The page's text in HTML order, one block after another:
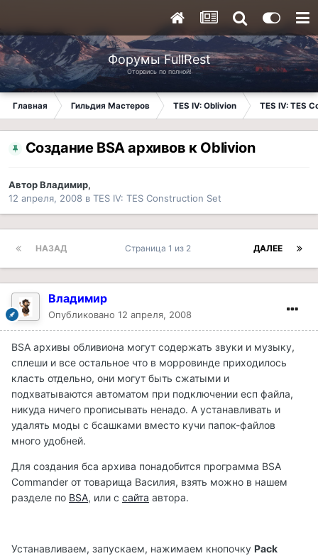
Форумы FullRest
Оторвись по полной!
Главная Гильдия Мастеров TES IV: Oblivion TES IV: TES
Создание BSA архивов к Oblivion
АвторВладимир,
12 апреля, 2008 в TES IV: TES Construction Set
НАЗАД ДАЛЕЕ
Страница 1 из 2
Владимир
Опубликовано 12 апреля, 2008
BSA архивы обливиона могут содержать звуки и музыку,
сплеши и все остальное что в морровинде приходилось
класть отдельно, они могут быть сжатыми и
подхватываются автоматом при подключении есп файла,
никуда ничего прописывать ненадо. А устанавливать и
удалять моды с бсашками вместо кучи папок-файлов
много удобней.
Для создания бса архива понадобится программа BSA
Commander от товарища Василия, взять можно в нашем
разделе по BSA, или с сайта автора.
Устанавливаем, запускаем, нажимаем кнопочку Pack